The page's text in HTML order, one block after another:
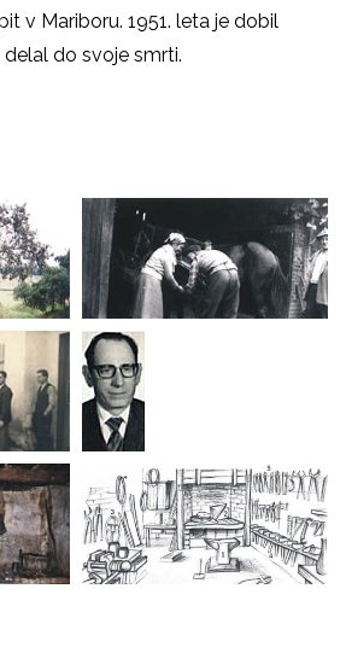
v Mariboru. 1951. leta je dobil
do svoje smrti.